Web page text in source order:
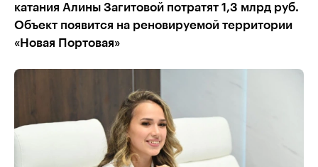
катания Алины Загитовой потратят 1,3 млрд руб.
Объект появится на реновируемой территории
«Новая Портовая»